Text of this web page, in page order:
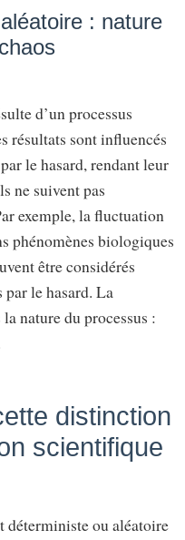
: nature
d’un processus
résultats sont influencés
le hasard, rendant leur
ne suivent pas
exemple, la fluctuation
phénomènes biologiques
être considérés
le hasard. La
nature du processus :
distinction
scientifique
déterministe ou aléatoire